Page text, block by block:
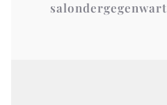
salondergegenwart